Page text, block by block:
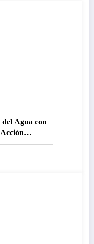
Agua con